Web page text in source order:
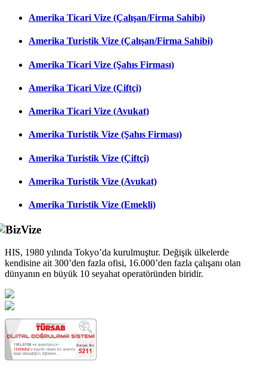
Amerika Ticari Vize (Çalışan/Firma Sahibi)
Amerika Turistik Vize (Çalışan/Firma Sahibi)
Amerika Ticari Vize (Şahıs Firması)
Amerika Ticari Vize (Çiftçi)
Amerika Ticari Vize (Avukat)
Amerika Turistik Vize (Şahıs Firması)
Amerika Turistik Vize (Çiftçi)
Amerika Turistik Vize (Avukat)
Amerika Turistik Vize (Emekli)
HIS, 1980 yılında Tokyo’da kurulmuştur. Değişik ülkelerde
kendisine ait 300’den fazla ofisi, 16.000’den fazla çalışanı olan
dünyanın en büyük 10 seyahat operatöründen biridir.